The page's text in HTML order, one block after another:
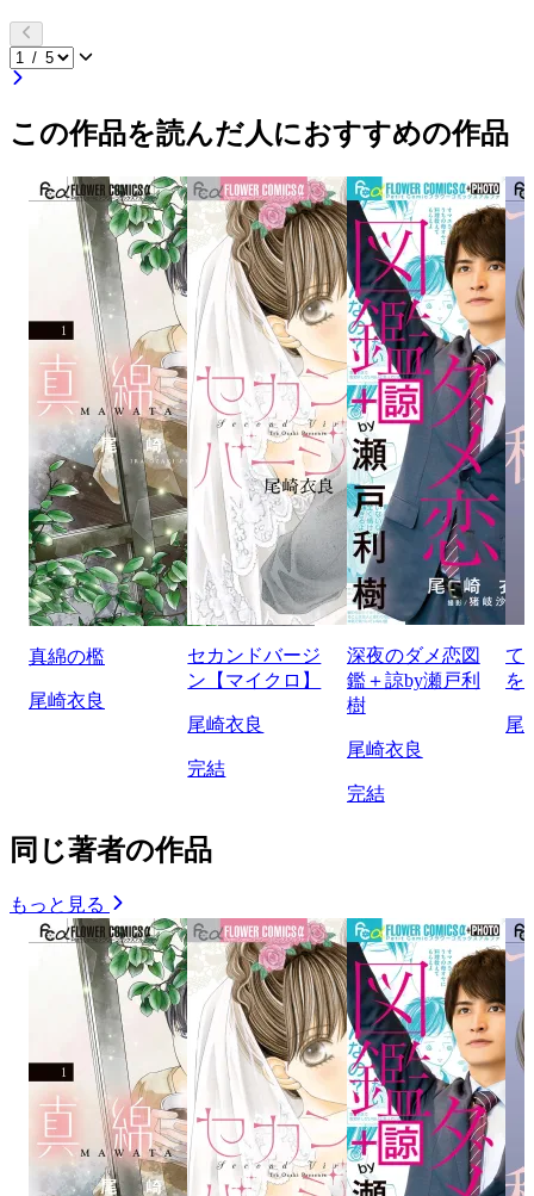
この作品を読んだ人におすすめの作品
真綿の檻
尾崎衣良
セカンドバージ
ン【マイクロ】
尾崎衣良
完結
深夜のダメ恋図
鑑＋諒by瀬戸利
樹
尾崎衣良
完結
て
を
尾
同じ著者の作品
もっと見る